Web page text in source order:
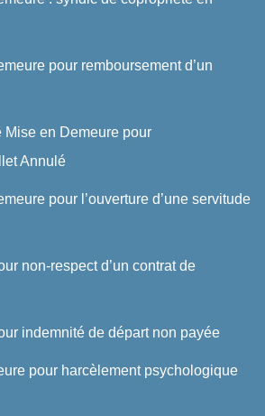
pour remboursement d’un
Mise en Demeure pour
Annulé
pour l’ouverture d’une servitude
non-respect d’un contrat de
indemnité de départ non payée
pour harcèlement psychologique